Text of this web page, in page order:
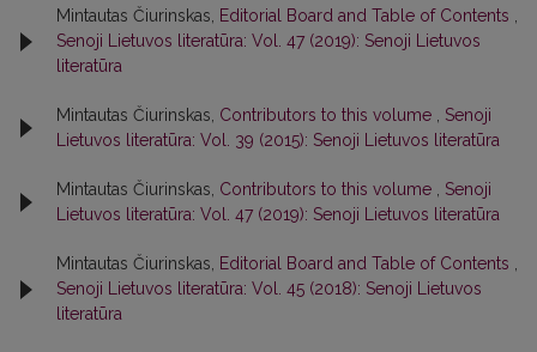
Mintautas Čiurinskas, Editorial Board and Table of Contents ,
Senoji Lietuvos literatūra: Vol. 47 (2019): Senoji Lietuvos
literatūra
Mintautas Čiurinskas, Contributors to this volume , Senoji
Lietuvos literatūra: Vol. 39 (2015): Senoji Lietuvos literatūra
Mintautas Čiurinskas, Contributors to this volume , Senoji
Lietuvos literatūra: Vol. 47 (2019): Senoji Lietuvos literatūra
Mintautas Čiurinskas, Editorial Board and Table of Contents ,
Senoji Lietuvos literatūra: Vol. 45 (2018): Senoji Lietuvos
literatūra